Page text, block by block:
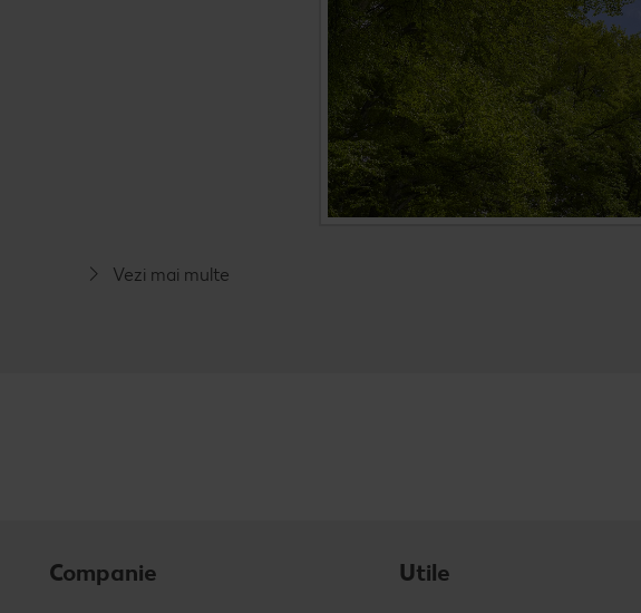
luptăm împotriva schimbărilor climatice.
Vezi mai multe
Companie Utile